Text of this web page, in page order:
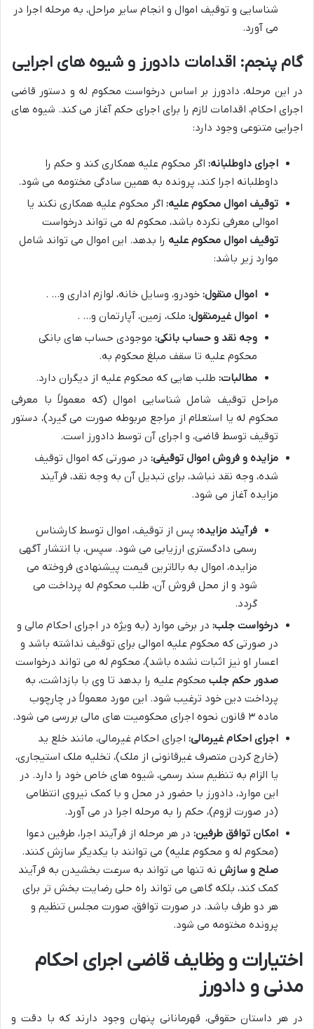
شناسایی و توقیف اموال و انجام سایر مراحل، به مرحله اجرا در
می آورد.
گام پنجم: اقدامات دادورز و شیوه های اجرایی
در این مرحله، دادورز بر اساس درخواست محکوم له و دستور قاضی
اجرای احکام، اقدامات لازم را برای اجرای حکم آغاز می کند. شیوه های
اجرایی متنوعی وجود دارد:
اجرای داوطلبانه: اگر محکوم علیه همکاری کند و حکم را
داوطلبانه اجرا کند، پرونده به همین سادگی مختومه می شود.
توقیف اموال محکوم علیه: اگر محکوم علیه همکاری نکند یا
اموالی معرفی نکرده باشد، محکوم له می تواند درخواست
توقیف اموال محکوم علیه را بدهد. این اموال می تواند شامل
موارد زیر باشد:
اموال منقول: خودرو، وسایل خانه، لوازم اداری و… .
اموال غیرمنقول: ملک، زمین، آپارتمان و… .
وجه نقد و حساب بانکی: موجودی حساب های بانکی
محکوم علیه تا سقف مبلغ محکوم به.
مطالبات: طلب هایی که محکوم علیه از دیگران دارد.
مراحل توقیف شامل شناسایی اموال (که معمولاً با معرفی
محکوم له یا استعلام از مراجع مربوطه صورت می گیرد)، دستور
توقیف توسط قاضی، و اجرای آن توسط دادورز است.
مزایده و فروش اموال توقیفی: در صورتی که اموال توقیف
شده، وجه نقد نباشد، برای تبدیل آن به وجه نقد، فرآیند
مزایده آغاز می شود.
فرآیند مزایده: پس از توقیف، اموال توسط کارشناس
رسمی دادگستری ارزیابی می شود. سپس، با انتشار آگهی
مزایده، اموال به بالاترین قیمت پیشنهادی فروخته می
شود و از محل فروش آن، طلب محکوم له پرداخت می
گردد.
درخواست جلب: در برخی موارد (به ویژه در اجرای احکام مالی و
در صورتی که محکوم علیه اموالی برای توقیف نداشته باشد و
اعسار او نیز اثبات نشده باشد)، محکوم له می تواند درخواست
صدور حکم جلب محکوم علیه را بدهد تا وی با بازداشت، به
پرداخت دین خود ترغیب شود. این مورد معمولاً در چارچوب
ماده ۳ قانون نحوه اجرای محکومیت های مالی بررسی می شود.
اجرای احکام غیرمالی: اجرای احکام غیرمالی، مانند خلع ید
(خارج کردن متصرف غیرقانونی از ملک)، تخلیه ملک استیجاری،
یا الزام به تنظیم سند رسمی، شیوه های خاص خود را دارد. در
این موارد، دادورز با حضور در محل و با کمک نیروی انتظامی
(در صورت لزوم)، حکم را به مرحله اجرا در می آورد.
امکان توافق طرفین: در هر مرحله از فرآیند اجرا، طرفین دعوا
(محکوم له و محکوم علیه) می توانند با یکدیگر سازش کنند.
صلح و سازش نه تنها می تواند به سرعت بخشیدن به فرآیند
کمک کند، بلکه گاهی می تواند راه حلی رضایت بخش تر برای
هر دو طرف باشد. در صورت توافق، صورت مجلس تنظیم و
پرونده مختومه می شود.
اختیارات و وظایف قاضی اجرای احکام
مدنی و دادورز
در هر داستان حقوقی، قهرمانانی پنهان وجود دارند که با دقت و